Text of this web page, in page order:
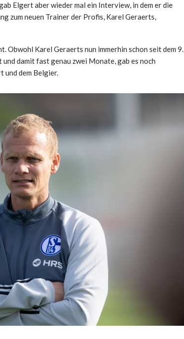
Elgert aber wieder mal ein Interview, in dem er die
zum neuen Trainer der Profis, Karel Geraerts,
Obwohl Karel Geraerts nun immerhin schon seit dem 9.
damit fast genau zwei Monate, gab es noch
und dem Belgier.